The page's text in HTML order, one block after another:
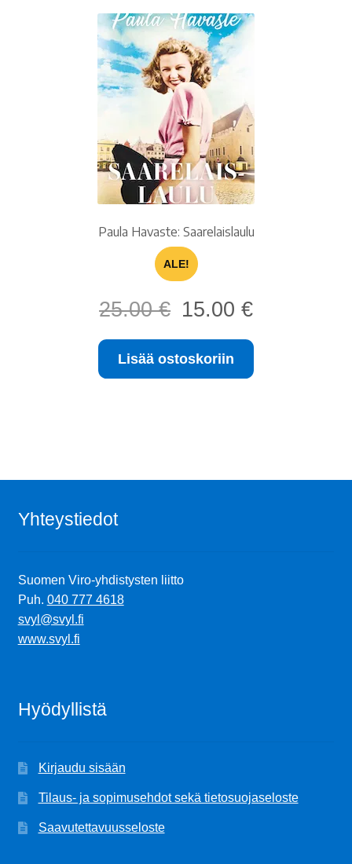
Paula Havaste: Saarelaislaulu
ALE!
25.00€
Alkuperäinen
hinta
oli:
25.00 €.
15.00 €Nykyinen
on:
Lisää ostoskoriin
Yhteystiedot
Suomen Viro-yhdistysten liitto
Puh. 040 777 4618
svyl@svyl.fi
www.svyl.fi
Hyödyllistä
Kirjaudu sisään
Tilaus- ja sopimusehdot sekä tietosuojaseloste
Saavutettavuusseloste